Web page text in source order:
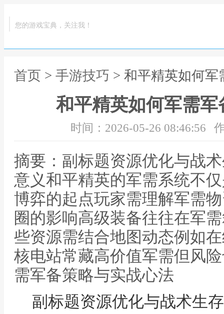
您的游戏宝典，关注我！
首页 > 手游技巧 > 和平精英如何
和平精英如何军需
时间：2026-05-26 08:46:56
摘要：副标题资源优化与战
意义和平精英的军需系统不
博弈的起点玩家需理解军需
圈的影响高级装备往往在军
些资源需结合地图动态例如
核电站常藏高价值军需但风
需军备策略与实战心法
副标题资源优化与战术生